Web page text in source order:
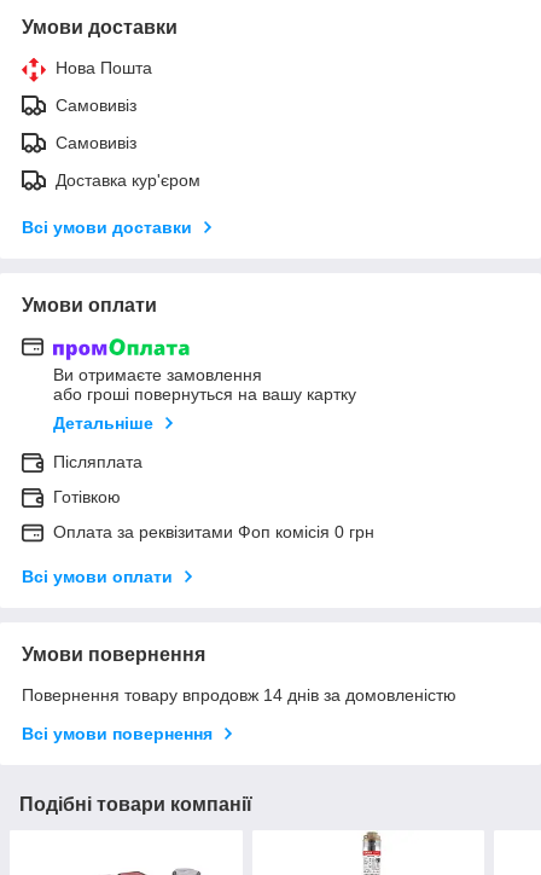
Умови доставки
Нова Пошта
Самовивіз
Самовивіз
Доставка кур'єром
Всі умови доставки
Умови оплати
Ви отримаєте замовлення
або гроші повернуться на вашу картку
Детальніше
Післяплата
Готівкою
Оплата за реквізитами Фоп комісія 0 грн
Всі умови оплати
Умови повернення
Повернення товару впродовж 14 днів за домовленістю
Всі умови повернення
Подібні товари компанії